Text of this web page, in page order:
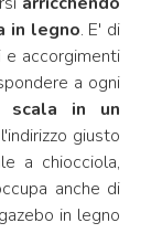
in legno. E' di
accorgimenti
a ogni
scala in un
giusto
a chiocciola,
anche di
in legno